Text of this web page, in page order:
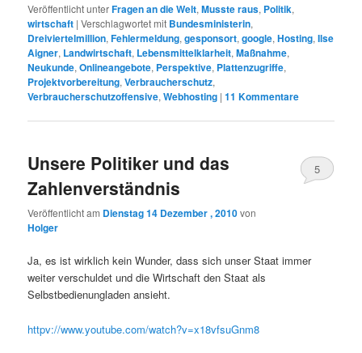
Veröffentlicht unterFragen an die Welt,Musste raus, Politik,
wirtschaft |Verschlagwortet mit Bundesministerin,
Dreiviertelmillion,Fehlermeldung,gesponsort,google,Hosting,Ilse
Aigner, Landwirtschaft, Lebensmittelklarheit,Maßnahme,
Neukunde,Onlineangebote, Perspektive, Plattenzugriffe,
Projektvorbereitung,Verbraucherschutz,
Verbraucherschutzoffensive,Webhosting |11 Kommentare
Unsere Politiker und das
Zahlenverständnis
Veröffentlicht am Dienstag 14 Dezember , 2010von
Holger
5
Ja, es ist wirklich kein Wunder, dass sich unser Staat immer
weiter verschuldet und die Wirtschaft den Staat als
Selbstbedienungladen ansieht.
httpv://www.youtube.com/watch?v=x18vfsuGnm8